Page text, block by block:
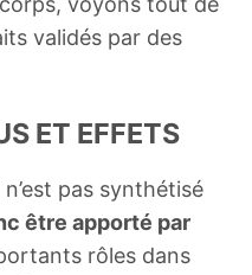
validés par des
ET EFFETS
pas synthétisé
être apporté par
rôles dans